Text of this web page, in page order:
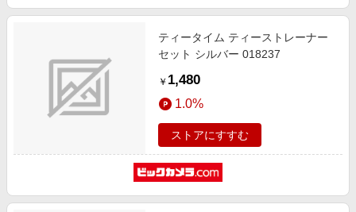
ティータイム ティーストレーナー
セット シルバー 018237
￥ 1,480
1.0%
ストアにすすむ